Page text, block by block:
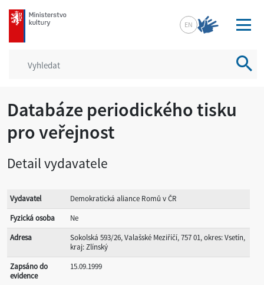
mkcr.cz
EN
Databáze periodického tisku
pro veřejnost
Detail vydavatele
Vydavatel
Demokratická aliance Romů v ČR
Fyzická osoba
Ne
Adresa
Sokolská 593/26, Valašské Meziříčí, 757 01, okres: Vsetín,
kraj: Zlínský
Zapsáno do
evidence
15.09.1999